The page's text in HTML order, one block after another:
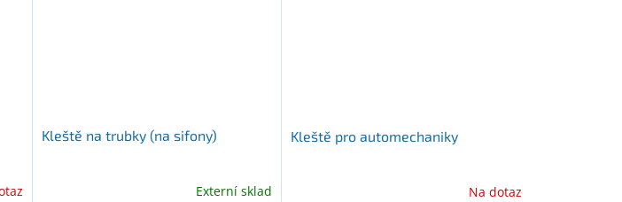
Kleště na trubky (na sifony)
Externí sklad
Kleště pro automechaniky
Na dotaz